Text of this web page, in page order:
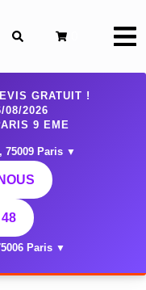
GRATUIT !
/08/2026
9 EME
75009 Paris ▼
Paris ▼